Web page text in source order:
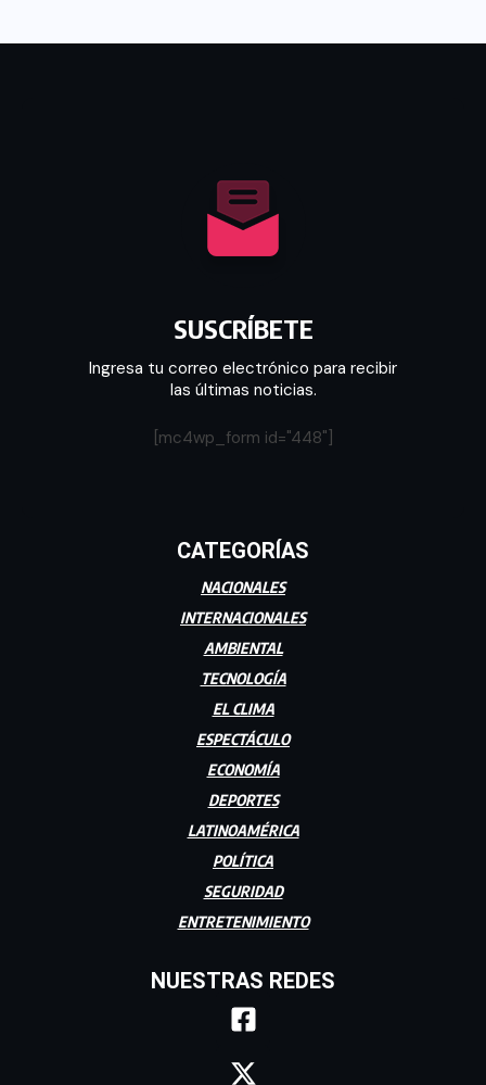
SUSCRÍBETE
Ingresa tu correo electrónico para recibir
las últimas noticias.
[mc4wp_form id="448"]
CATEGORÍAS
NACIONALES
INTERNACIONALES
AMBIENTAL
TECNOLOGÍA
EL CLIMA
ESPECTÁCULO
ECONOMÍA
DEPORTES
LATINOAMÉRICA
POLÍTICA
SEGURIDAD
ENTRETENIMIENTO
NUESTRAS REDES